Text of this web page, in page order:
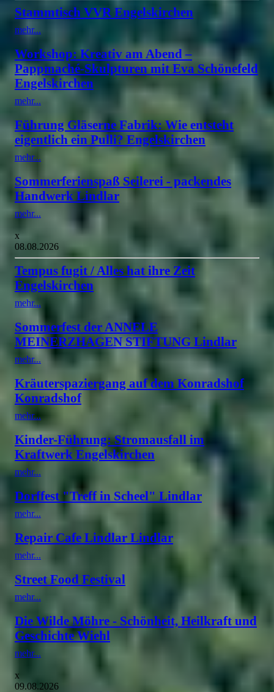
Stammtisch VVR Engelskirchen
mehr...
Workshop: Kreativ am Abend –
Pappmaché-Skulpturen mit Eva Schönefeld
Engelskirchen
mehr...
Führung Gläserne Fabrik: Wie entsteht
eigentlich ein Pulli? Engelskirchen
mehr...
Sommerferienspaß Seilerei - packendes
Handwerk Lindlar
mehr...
x
08.08.2026
Tempus fugit / Alles hat ihre Zeit
Engelskirchen
mehr...
Sommerfest der ANNELE
MEINERZHAGEN STIFTUNG Lindlar
mehr...
Kräuterspaziergang auf dem Konradshof
Konradshof
mehr...
Kinder-Führung: Stromausfall im
Kraftwerk Engelskirchen
mehr...
Dorffest "Treff in Scheel" Lindlar
mehr...
Repair Cafe Lindlar Lindlar
mehr...
Street Food Festival
mehr...
Die Wilde Möhre - Schönheit, Heilkraft und
Geschichte Wiehl
mehr...
x
09.08.2026